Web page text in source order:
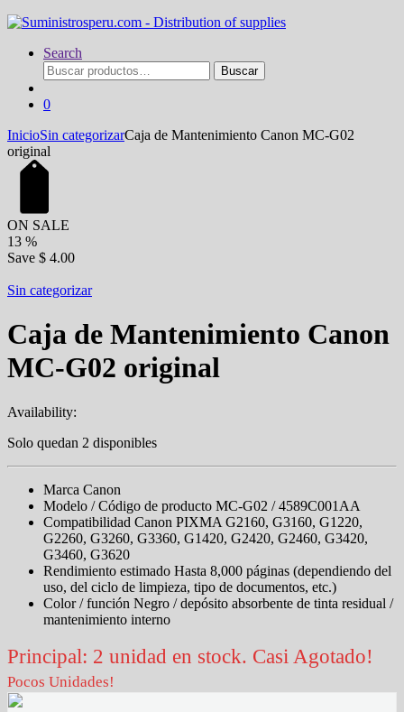
Search
Buscar
por:
Buscar
0
InicioSin categorizarCaja de Mantenimiento Canon MC-G02
original
ON SALE
13 %
Save $ 4.00
Sin categorizar
Caja de Mantenimiento Canon
MC-G02 original
Availability:
Solo quedan 2 disponibles
Marca Canon
Modelo / Código de producto MC-G02 / 4589C001AA
Compatibilidad Canon PIXMA G2160, G3160, G1220,
G2260, G3260, G3360, G1420, G2420, G2460, G3420,
G3460, G3620
Rendimiento estimado Hasta 8,000 páginas (dependiendo del
uso, del ciclo de limpieza, tipo de documentos, etc.)
Color / función Negro / depósito absorbente de tinta residual /
mantenimiento interno
Principal: 2 unidad en stock. Casi Agotado!
Pocos Unidades!